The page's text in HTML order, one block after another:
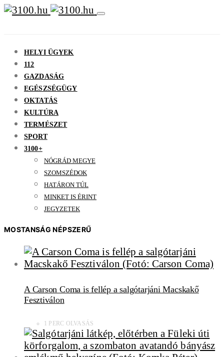
HELYI ÜGYEK
112
GAZDASÁG
EGÉSZSÉGÜGY
OKTATÁS
KULTÚRA
TERMÉSZET
SPORT
3100+
NÓGRÁD MEGYE
SZOMSZÉDOK
HATÁRON TÚL
MINKET IS ÉRINT
JEGYZETEK
MOSTANSÁG NÉPSZERŰ
A Carson Coma is fellép a salgótarjáni Macskakő
Fesztiválon
1 PERC OLVASÁS